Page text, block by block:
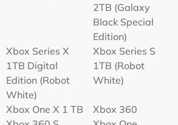
2TB (Galaxy
Black Special
Edition)
Xbox Series X
1TB Digital
Edition (Robot
White)
Xbox Series S
1TB (Robot
White)
Xbox One X 1 TB
Xbox 360